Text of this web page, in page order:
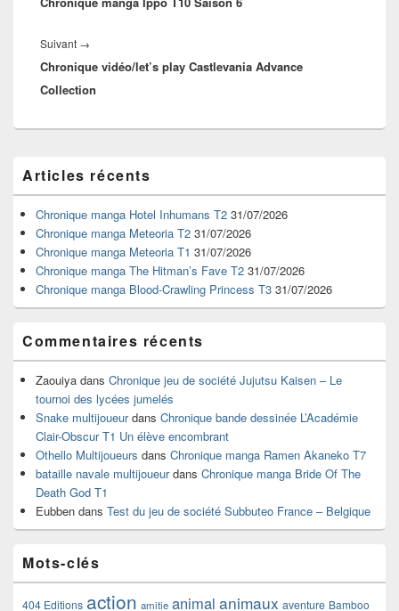
Suivant →
suivant :
Chronique vidéo/let’s play Castlevania Advance
Collection
principale
de
widget
pour
barre
latérale
Articles récents
Chronique manga Hotel Inhumans T2 31/07/2026
Chronique manga Meteoria T2 31/07/2026
Chronique manga Meteoria T1 31/07/2026
Chronique manga The Hitman’s Fave T2 31/07/2026
Chronique manga Blood-Crawling Princess T3 31/07/2026
Commentaires récents
Zaouiya dans Chronique jeu de société Jujutsu Kaisen – Le
tournoi des lycées jumelés
Snake multijoueurdans Chronique bande dessinée L’Académie
Clair-Obscur T1 Un élève encombrant
Othello Multijoueurs dans Chronique manga Ramen Akaneko T7
bataille navale multijoueurdans Chronique manga Bride Of The
Death God T1
Eubben dans Test du jeu de société Subbuteo France – Belgique
Mots-clés
404 Editions action amitie animal animaux aventure Bamboo